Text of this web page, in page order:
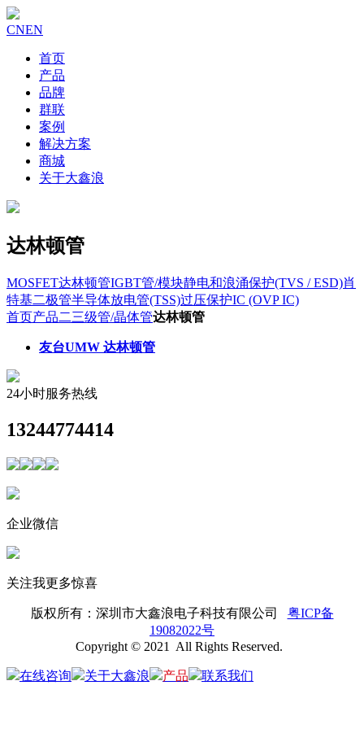
CNEN
首页
产品
品牌
群联
案例
解决方案
商城
关于大鑫浪
达林顿管
MOSFET达林顿管IGBT管/模块静电和浪涌保护(TVS / ESD)肖
特基二极管半导体放电管(TSS)过压保护IC (OVP IC)
首页产品二三级管/晶体管达林顿管
友台UMW 达林顿管
24小时服务热线
13244774414
企业微信
关注我更多惊喜
版权所有： 深圳市大鑫浪电子科技有限公司
粤ICP备
19082022号
Copyright © 2021 All Rights Reserved.
在线咨询 关于大鑫浪 产品 联系我们